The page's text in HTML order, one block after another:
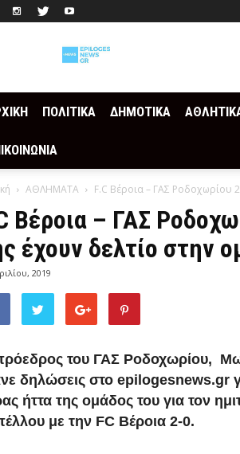
ΠΟΛΙΤΙΚΑ ΔΗΜΟΤΙΚΑ
ΑΘΛΗΜΑΤΑ F.C Βέροια – ΓΑΣ Ροδοχωρίου
Βέροια – ΓΑΣ
έχουν δελτίο στην
2019
του ΓΑΣ Ροδοχωρίου,
δηλώσεις στο epilogesnews.gr
ήττα της ομάδος του για τον
με την FC Βέροια 2-0.